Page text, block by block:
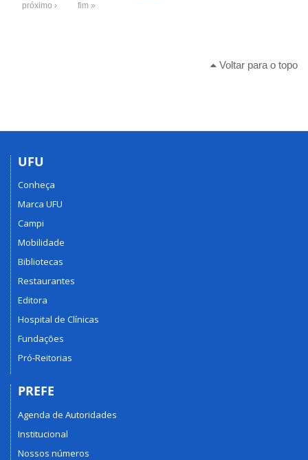
próximo › fim »
Voltar para o topo
UFU
Conheça
Marca UFU
Campi
Mobilidade
Bibliotecas
Restaurantes
Editora
Hospital de Clínicas
Fundações
Pró-Reitorias
PREFE
Agenda de Autoridades
Institucional
Nossos números